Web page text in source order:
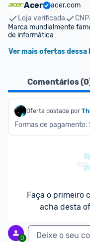
Acer
acer.com
Loja verificada
Marca mundialmente
de informática
Ver mais ofertas dessa
Comentários (0
Oferta postada por
Formas de pagamento:
Faça o primeiro
acha desta
0 Deixe o seu